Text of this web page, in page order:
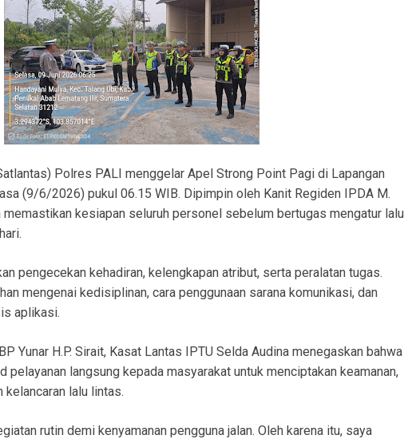
Kasus Curanmor, Pelaku dan Barang Bukti Berhasil Diamankan.
Kecelakaan, Satlantas Polres PALI Gelar Patroli Subuh di Kawasan Masjid Syuhada
Hari, Polsek Penukal Utara Intensifkan Patroli KRYD Sasar Potensi Gangguan Kamtibmas
Ungkap Pencurian Perangkat BTS di Banyuasin II, Tiga Terduga Pelaku Diamankan
Pengedar Ekstasi di Abab, Barang Bukti Disembunyikan di Panci Presto
Pelaku Pencurian Dua Unit Telepon Genggam.
Polres PALI menggelar Apel Strong Point Pagi di Lapangan
(9/6/2026) pukul 06.15 WIB. Dipimpin oleh Kanit Regiden IPDA M.
memastikan kesiapan seluruh personel sebelum bertugas mengatur lalu
pengecekan kehadiran, kelengkapan atribut, serta peralatan tugas.
mengenai kedisiplinan, cara penggunaan sarana komunikasi, dan
aplikasi.
Yunar H.P. Sirait, Kasat Lantas IPTU Selda Audina menegaskan bahwa
pelayanan langsung kepada masyarakat untuk menciptakan keamanan,
kelancaran lalu lintas.
rutin demi kenyamanan pengguna jalan. Oleh karena itu, saya